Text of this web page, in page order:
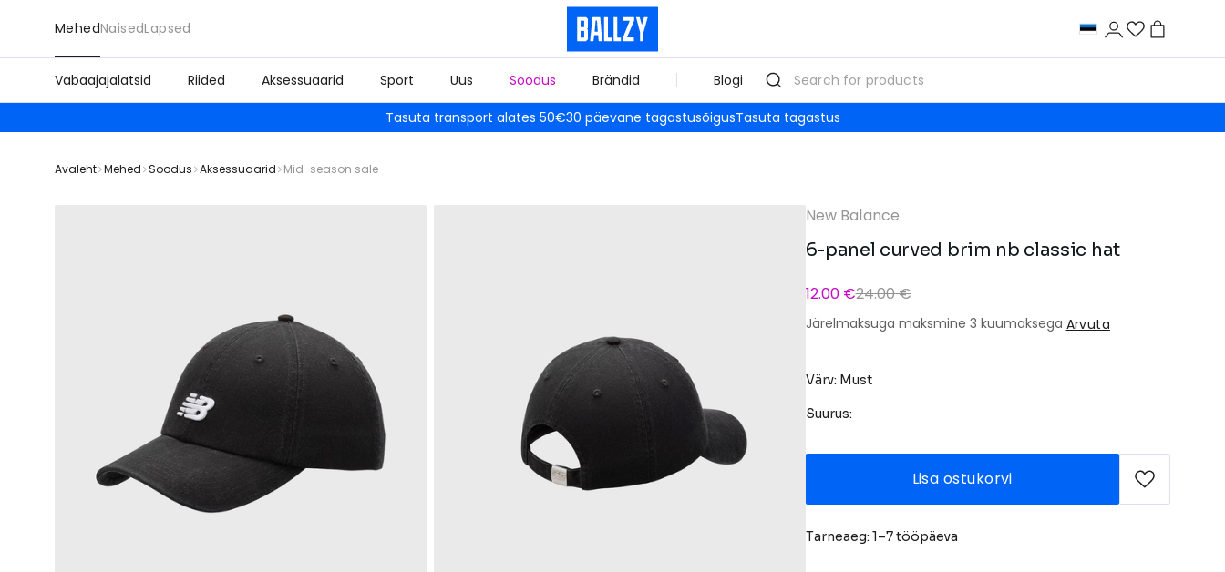
MehedNaisedLapsed
Vabaajajalatsid Riided Aksessuaarid Sport Uus Soodus Brändid Blogi
Tasuta transport alates 50€30 päevane tagastusõigusTasuta tagastus
Avaleht Mehed Soodus Aksessuaarid Mid-season sale
New Balance
6-panel curved brim nb classic hat
12.00 €24.00 €
Järelmaksuga maksmine 3 kuumaksega Arvuta
Värv: Must
Suurus:
Lisa ostukorvi
Tarneaeg: 1–7 tööpäeva